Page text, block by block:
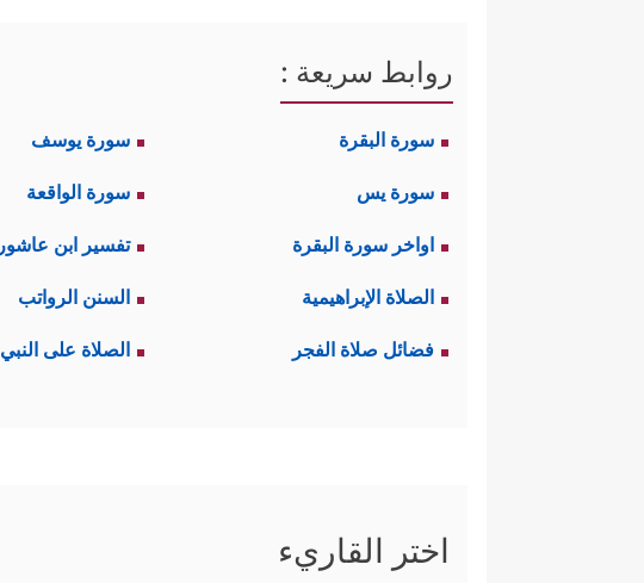
روابط سريعة :
سورة البقرة سورة يوسف
سورة يس سورة الواقعة
اواخر سورة البقرة تفسير ابن عاشور
الصلاة الإبراهيمية السنن الرواتب
فضائل صلاة الفجر الصلاة على النبي
اختر القاريء